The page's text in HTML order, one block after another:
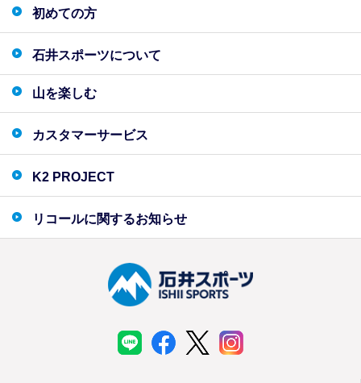
初めての方
石井スポーツについて
山を楽しむ
カスタマーサービス
K2 PROJECT
リコールに関するお知らせ